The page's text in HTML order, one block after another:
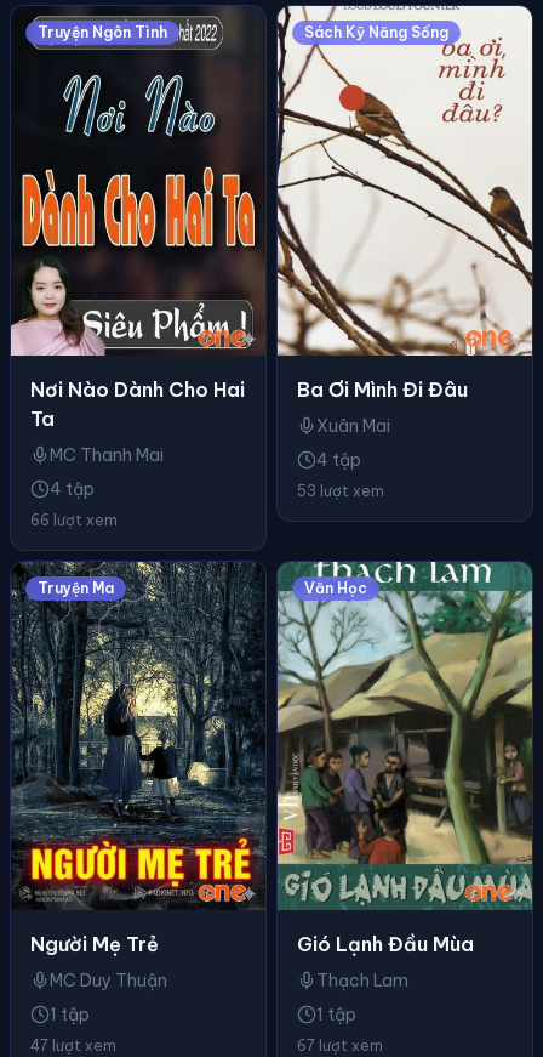
Truyện Ngôn Tình
Nơi Nào Dành Cho Hai
Ta
MC Thanh Mai
4 tập
66 lượt xem
Sách Kỹ Năng Sống
Ba Ơi Mình Đi Đâu
Xuân Mai
4 tập
53 lượt xem
Truyện Ma
Người Mẹ Trẻ
MC Duy Thuận
1 tập
47 lượt xem
Văn Học
Gió Lạnh Đầu Mùa
Thạch Lam
1 tập
67 lượt xem